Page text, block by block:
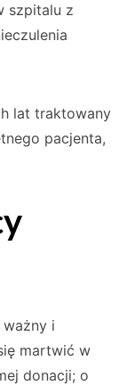
szpitalu z
lat trakto­wany
pacjenta,
i
mar­twić w
donacji; o